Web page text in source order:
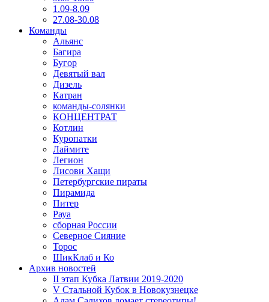
1.09-8.09
27.08-30.08
Команды
Альянс
Багира
Бугор
Девятый вал
Дизель
Катран
команды-солянки
КОНЦЕНТРАТ
Котлин
Куропатки
Лаймите
Легион
Лисови Хащи
Петербургские пираты
Пирамида
Питер
Рауа
сборная России
Северное Сияние
Торос
ШикКлаб и Ко
Архив новостей
II этап Кубка Латвии 2019-2020
V Стальной Кубок в Новокузнецке